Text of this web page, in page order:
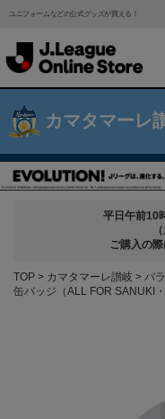
ユニフォームなどの公式グッズが買える！
カマタマーレ
平日午前10
ご購入の際
TOP カマタマーレ讃岐 バ
缶バッジ（ALL FOR SANUKI・